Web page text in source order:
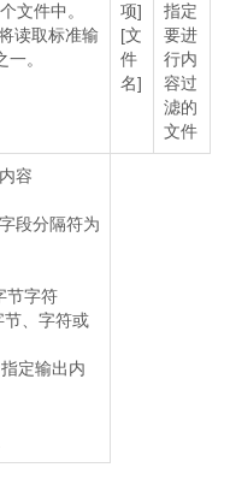
文件中。
读取标准输
。
项]
[文
件
名]
指定
要进
行内
容过
滤的
文件
容
段分隔符为
节字符
、字符或
定输出内